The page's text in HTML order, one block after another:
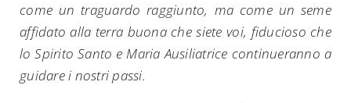
come un traguardo raggiunto, ma come un seme
affidato alla terra buona che siete voi, fiducioso che
lo Spirito Santo e Maria Ausiliatrice continueranno a
guidare i nostri passi.